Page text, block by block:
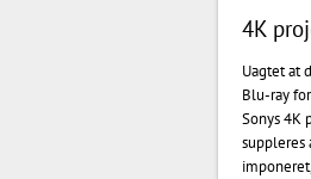
4K
Uagtet at
Blu-ray
Sonys 4K
suppleres